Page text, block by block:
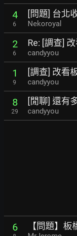
4
6
[問題] 台北
Nekoroyal
2
6
Re: [調查]
candyyou
1
9
[調查] 改看
candyyou
8
29
[閒聊] 還有
candyyou
6 【問題】